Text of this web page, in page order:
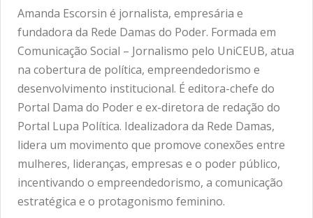
Amanda Escorsin é jornalista, empresária e
fundadora da Rede Damas do Poder. Formada em
Comunicação Social – Jornalismo pelo UniCEUB, atua
na cobertura de política, empreendedorismo e
desenvolvimento institucional. É editora-chefe do
Portal Dama do Poder e ex-diretora de redação do
Portal Lupa Política. Idealizadora da Rede Damas,
lidera um movimento que promove conexões entre
mulheres, lideranças, empresas e o poder público,
incentivando o empreendedorismo, a comunicação
estratégica e o protagonismo feminino.